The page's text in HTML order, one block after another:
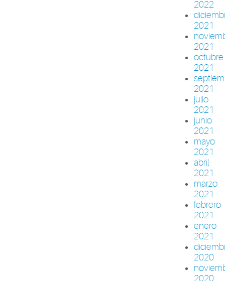
2022
2021
2021
octubre
2021
2021
julio
2021
junio
2021
mayo
2021
abril
2021
marzo
2021
febrero
2021
enero
2021
2020
2020